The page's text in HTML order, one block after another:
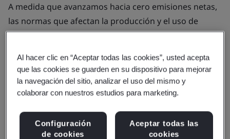
A medida que avanzamos hacia cero emisiones netas,
las normas que afectan la producción y el uso de
energía seguirán siendo la piedra angular de un
Al hacer clic en “Aceptar todas las cookies”, usted acepta
que las cookies se guarden en su dispositivo para mejorar
la navegación del sitio, analizar el uso del mismo y
colaborar con nuestros estudios para marketing.
Configuración
de cookies
Aceptar todas las
cookies